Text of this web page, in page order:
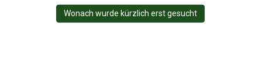
Wonach wurde kürzlich erst gesucht